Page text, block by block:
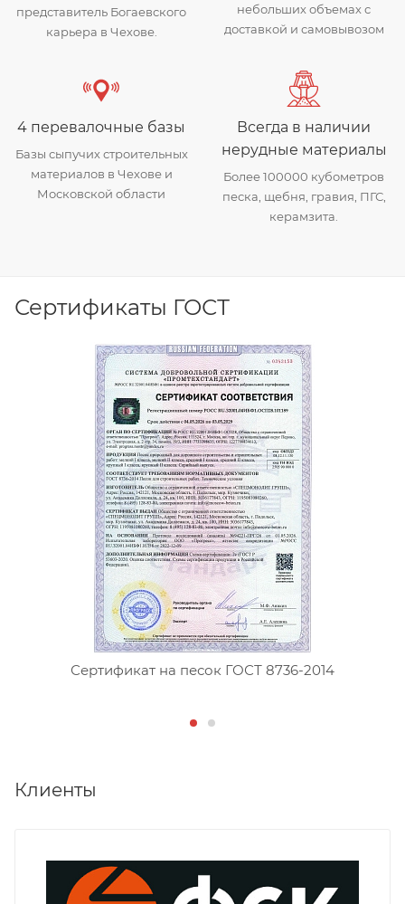
представитель Богаевского
карьера в Чехове.
небольших объемах с
доставкой и самовывозом
4 перевалочные базы
Базы сыпучих строительных
материалов в Чехове и
Московской области
Всегда в наличии
нерудные материалы
Более 100000 кубометров
песка, щебня, гравия, ПГС,
керамзита.
Сертификаты ГОСТ
Сертификат на песок ГОСТ 8736-2014
Клиенты